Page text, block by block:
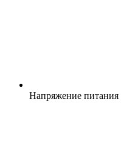
Напряжение питания